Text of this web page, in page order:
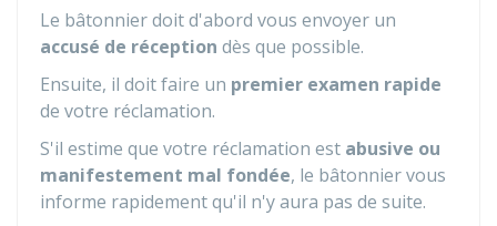
Le bâtonnier doit d'abord vous envoyer un
accusé de réception dès que possible.
Ensuite, il doit faire un premier examen rapide
de votre réclamation.
S'il estime que votre réclamation est abusive ou
manifestement mal fondée, le bâtonnier vous
informe rapidement qu'il n'y aura pas de suite.